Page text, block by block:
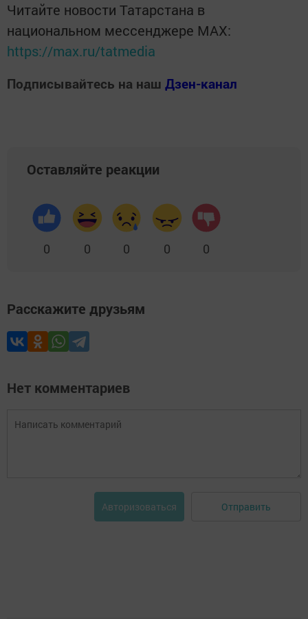
Читайте новости Татарстана в
национальном мессенджере MАХ:
https://max.ru/tatmedia
Подписывайтесь на наш Дзен-канал
Оставляйте реакции
0 0 0 0 0
Расскажите друзьям
Нет комментариев
Авторизоваться Отправить